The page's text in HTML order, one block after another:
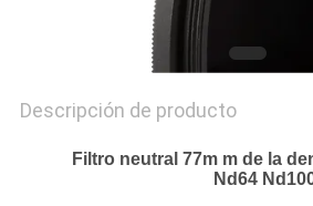
Descripción de producto
Filtro neutral 77m m de la
Nd64